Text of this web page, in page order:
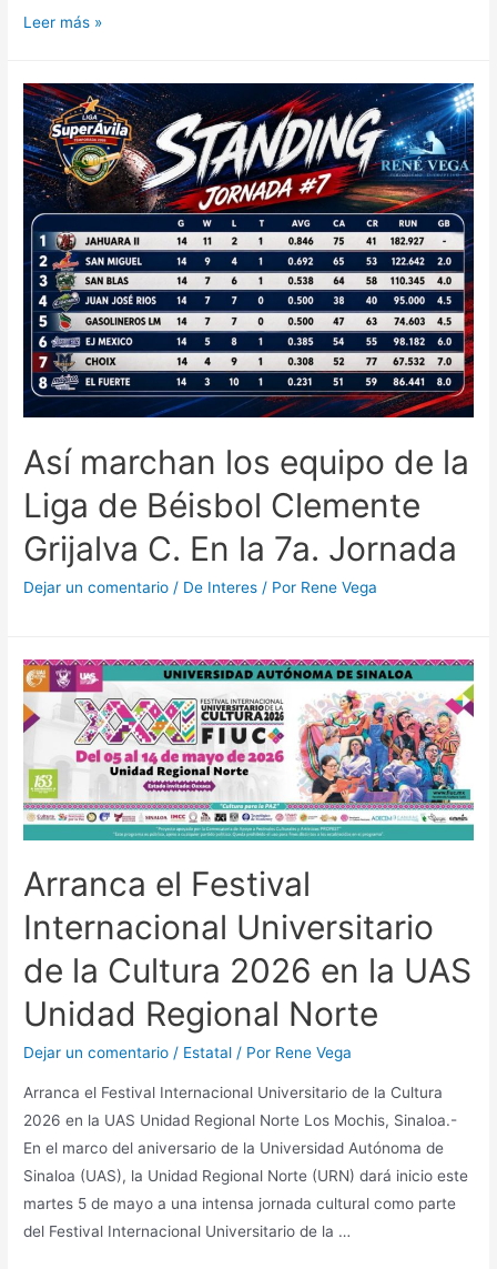
Leer más »
Así marchan los equipo de la
Liga de Béisbol Clemente
Grijalva C. En la 7a. Jornada
Dejar un comentario / De Interes / Por Rene Vega
Arranca el Festival
Internacional Universitario
de la Cultura 2026 en la UAS
Unidad Regional Norte
Dejar un comentario / Estatal / Por Rene Vega
Arranca el Festival Internacional Universitario de la Cultura
2026 en la UAS Unidad Regional Norte Los Mochis, Sinaloa.-
En el marco del aniversario de la Universidad Autónoma de
Sinaloa (UAS), la Unidad Regional Norte (URN) dará inicio este
martes 5 de mayo a una intensa jornada cultural como parte
del Festival Internacional Universitario de la …